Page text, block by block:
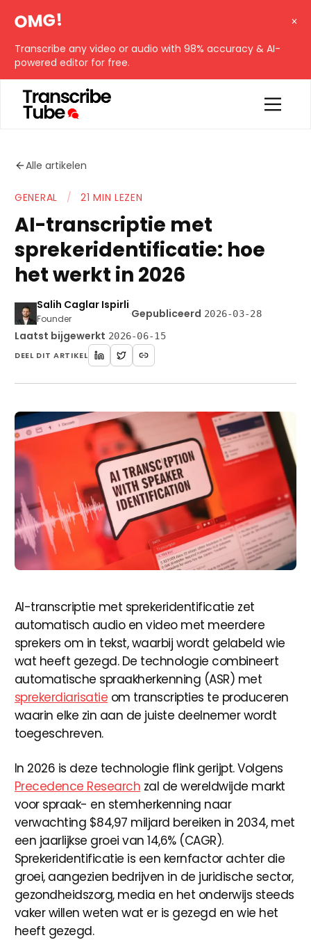
OMG!
Transcribe any video or audio with 98% accuracy & AI-
powered editor for free.
Beginnen
Alle artikelen
GENERAL / 21 MIN LEZEN
AI-transcriptie met
sprekeridentificatie: hoe
het werkt in 2026
Salih Caglar Ispirli
Founder ·Gepubliceerd 2026-03-28
Laatst bijgewerkt 2026-06-15
DEEL DIT ARTIKEL
AI-transcriptie met sprekeridentificatie zet
automatisch audio en video met meerdere
sprekers om in tekst, waarbij wordt gelabeld wie
wat heeft gezegd. De technologie combineert
automatische spraakherkenning (ASR) met
sprekerdiarisatie om transcripties te produceren
waarin elke zin aan de juiste deelnemer wordt
toegeschreven.
In 2026 is deze technologie flink gerijpt. Volgens
Precedence Research zal de wereldwijde markt
voor spraak- en stemherkenning naar
verwachting $84,97 miljard bereiken in 2034, met
een jaarlijkse groei van 14,6% (CAGR).
Sprekeridentificatie is een kernfactor achter die
groei, aangezien bedrijven in de juridische sector,
gezondheidszorg, media en het onderwijs steeds
vaker willen weten wat er is gezegd en wie het
heeft gezegd.